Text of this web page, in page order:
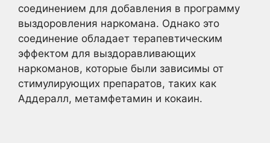
соединением для добавления в программу
выздоровления наркомана. Однако это
соединение обладает терапевтическим
эффектом для выздоравливающих
наркоманов, которые были зависимы от
стимулирующих препаратов, таких как
Аддералл, метамфетамин и кокаин.